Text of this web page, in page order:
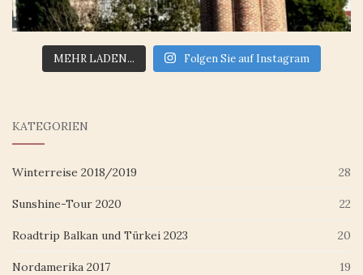
MEHR LADEN... Folgen Sie auf Instagram
KATEGORIEN
Winterreise 2018/2019 28
Sunshine-Tour 2020 22
Roadtrip Balkan und Türkei 2023 20
Nordamerika 2017 19